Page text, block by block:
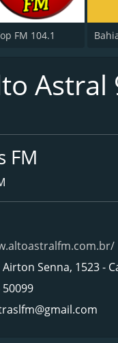
FM 104.1
Astral
FM
Airton Senna, 1523 -
50099